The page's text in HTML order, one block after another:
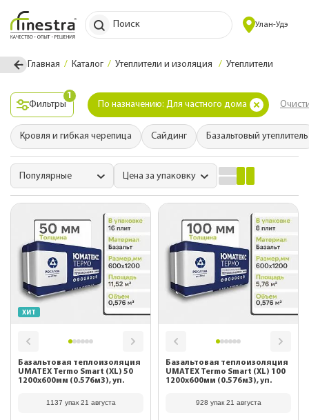
Поиск Улан-Удэ
Главная Каталог Утеплители и изоляция Утеплители
Фильтры
1
По назначению: Для частного дома
Кровля и гибкая черепица Сайдинг Базальтовый утеплитель
Популярные Цена за упаковку
ХИТ
Базальтовая теплоизоляция
UMATEX Termo Smart (XL) 50
1200x600мм (0.576м3), уп.
1137 упак 21 августа
Базальтовая теплоизоляция
UMATEX Termo Smart (XL) 100
1200x600мм (0.576м3), уп.
928 упак 21 августа